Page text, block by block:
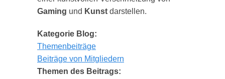
Gaming und Kunst darstellen.
Kategorie Blog:
Themenbeiträge
Beiträge von Mitgliedern
Themen des Beitrags: